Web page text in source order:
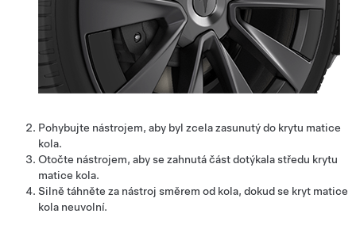
Pohybujte nástrojem, aby byl zcela zasunutý do krytu matice
kola.
Otočte nástrojem, aby se zahnutá část dotýkala středu krytu
matice kola.
Silně táhněte za nástroj směrem od kola, dokud se kryt matice
kola neuvolní.